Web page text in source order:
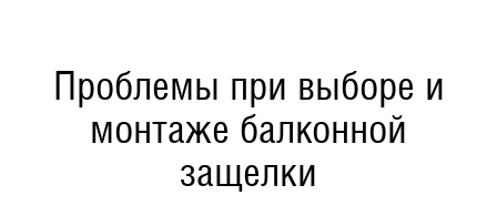
Проблемы при выборе и
монтаже балконной
защелки